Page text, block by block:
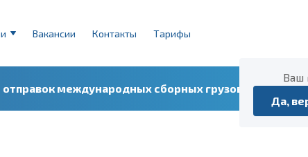
Вакансии Контакты Тарифы
Ваш
Да,
отправок международных сборных грузов